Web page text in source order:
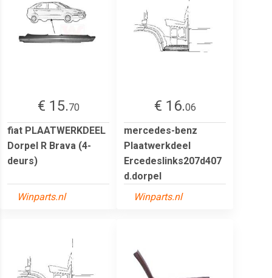
€ 15.70
fiat PLAATWERKDEEL
Dorpel R Brava (4-
deurs)
Winparts.nl
€ 16.06
mercedes-benz
Plaatwerkdeel
Ercedeslinks207d407
d.dorpel
Winparts.nl